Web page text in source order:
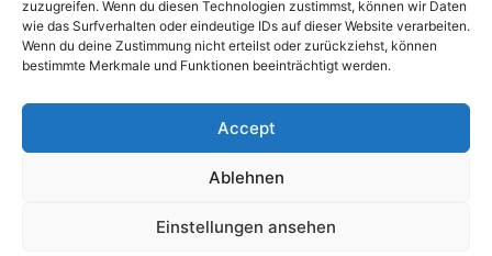
zuzugreifen. Wenn du diesen Technologien zustimmst, können wir Daten
wie das Surfverhalten oder eindeutige IDs auf dieser Website verarbeiten.
Wenn du deine Zustimmung nicht erteilst oder zurückziehst, können
bestimmte Merkmale und Funktionen beeinträchtigt werden.
Accept
Ablehnen
Einstellungen ansehen
Pilzseite
Seltene Pilze aus Mainfranken und
Deutschland
© Newspaper WordPress Theme by TagDiv